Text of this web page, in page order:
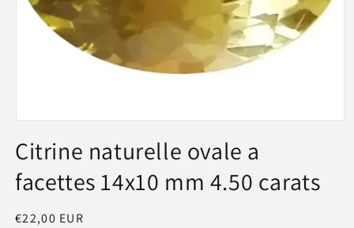
média
1
dans
une
Citrine naturelle ovale a
facettes 14x10 mm 4.50 carats
Prix
€22,00 EUR